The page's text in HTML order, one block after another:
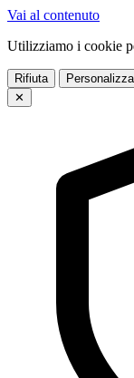
Vai al contenuto
Utilizziamo i cookie
Rifiuta Personalizza
✕